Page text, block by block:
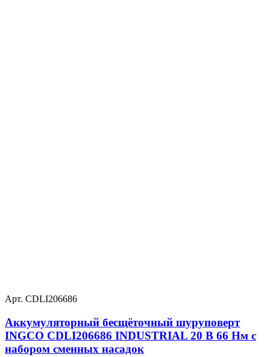
Арт. CDLI206686
Аккумуляторный бесщёточный шуруповерт
INGCO CDLI206686 INDUSTRIAL 20 В 66 Нм с
набором сменных насадок